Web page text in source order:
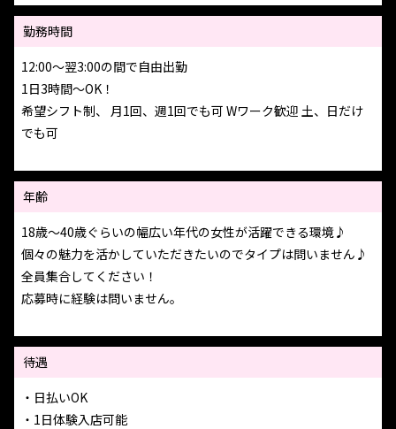
勤務時間
12:00～翌3:00の間で自由出勤
1日3時間～OK！
希望シフト制、 月1回、週1回でも可 Wワーク歓迎 土、日だけ
でも可
年齢
18歳〜40歳ぐらいの幅広い年代の女性が活躍できる環境♪
個々の魅力を活かしていただきたいのでタイプは問いません♪
全員集合してください！
応募時に経験は問いません。
待遇
・日払いOK
・1日体験入店可能